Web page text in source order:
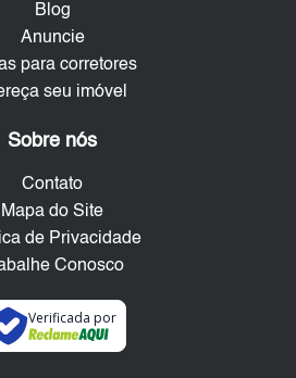
Blog
Anuncie
para corretores
seu imóvel
Sobre nós
Contato
Mapa do Site
de Privacidade
Conosco
Verificada por